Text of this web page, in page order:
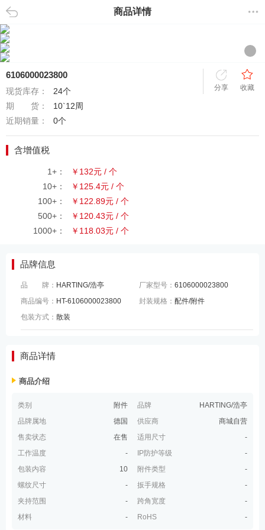
返回 商品详情
6106000023800
现货库存：
24个
期 货：
10`12周
近期销量：
0个
分享 收藏
含增值税
1+：
￥132元 / 个
10+：
￥125.4元 / 个
100+：
￥122.89元 / 个
500+：
￥120.43元 / 个
1000+：
￥118.03元 / 个
品牌信息
品 牌： HARTING/浩亭 厂家型号：6106000023800
商品编号： HT-6106000023800 封装规格：配件/附件
包装方式： 散装
商品详情
商品介绍
类别 附件 品牌
HARTING/浩亭
品牌属地
德国 供应商
商城自营
售卖状态
在售 适用尺寸
-
工作温度
- IP防护等级
-
包装内容
10 附件类型
-
螺纹尺寸
- 扳手规格
-
夹持范围
- 跨角宽度
-
材料
- RoHS -